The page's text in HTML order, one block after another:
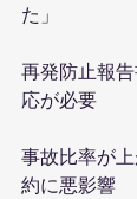
た」
再発防止報
応が必要
事故比率が
約に悪影響